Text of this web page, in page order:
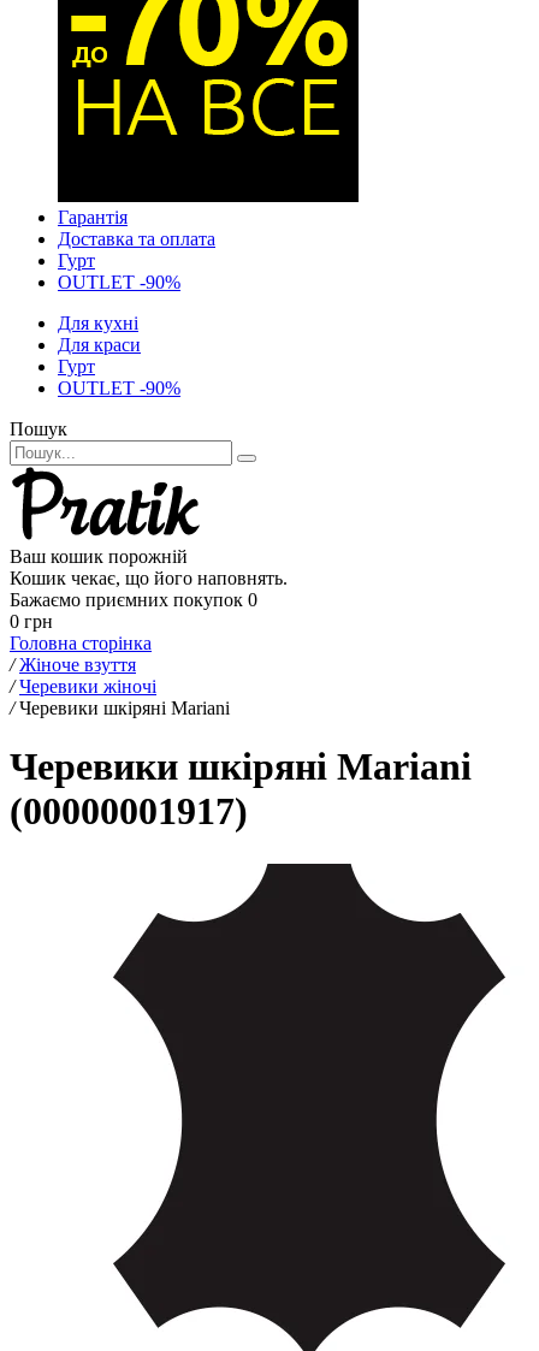
Гарантія
Доставка та оплата
Гурт
OUTLET -90%
Для кухні
Для краси
Гурт
OUTLET -90%
Пошук
Ваш кошик порожній
Кошик чекає, що його наповнять.
Бажаємо приємних покупок 0
0 грн
Головна сторінка
/ Жіноче взуття
/ Черевики жіночі
/ Черевики шкіряні Mariani
Черевики шкіряні Mariani
(00000001917)